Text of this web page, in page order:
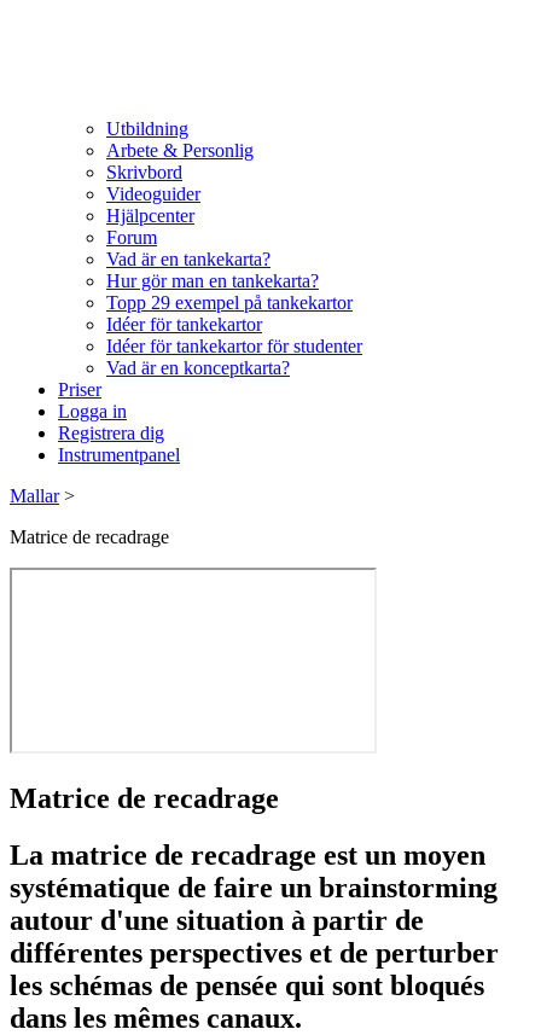
Utbildning
Arbete & Personlig
Skrivbord
Videoguider
Hjälpcenter
Forum
Vad är en tankekarta?
Hur gör man en tankekarta?
Topp 29 exempel på tankekartor
Idéer för tankekartor
Idéer för tankekartor för studenter
Vad är en konceptkarta?
Priser
Logga in
Registrera dig
Instrumentpanel
Mallar >
Matrice de recadrage
Matrice de recadrage
La matrice de recadrage est un moyen
systématique de faire un brainstorming
autour d'une situation à partir de
différentes perspectives et de perturber
les schémas de pensée qui sont bloqués
dans les mêmes canaux.